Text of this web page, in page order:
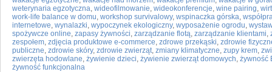
weterynaria egzotyczna, wideofilmowanie, wideokonferencje, wine pairing,
work-life balance w domu, workshop survivalowy, wspinaczka górska,
internetowe, wynalazki, wypoczynek ekologiczny, wyposażenie ogrodu,
spożywcze online, zapasy żywności, zarządzanie flotą, zarządzanie klientami,
zespołem, zdjęcia produktowe e-commerce, zdrowe przekąski, zdrowie
publiczne, zdrowie skóry, zdrowie zwierząt, zmiany klimatyczne, zupy krem,
zwierzęta hodowlane, żywienie dzieci, żywienie zwierząt domowych, żywność
żywność funkcjonalna